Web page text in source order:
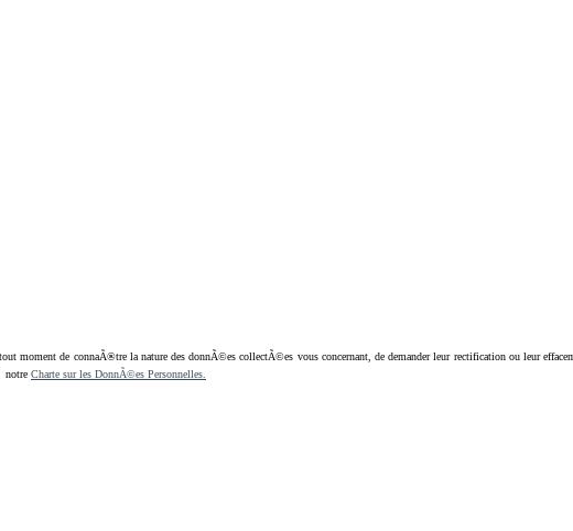
de connaÃ®tre la nature des donnÃ©es collectÃ©es vous concernant, de demander leur rectification ou leur
notre Charte sur les DonnÃ©es Personnelles.